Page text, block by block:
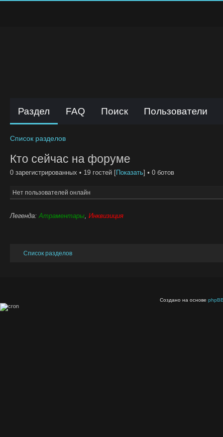
Раздел FAQ Поиск Пользователи
Список разделов
Кто сейчас на форуме
0 зарегистрированных • 19 гостей [Показать] • 0 ботов
Нет пользователей онлайн
Легенда:Атраментары, Инквизиция
Список разделов
Создано на основе